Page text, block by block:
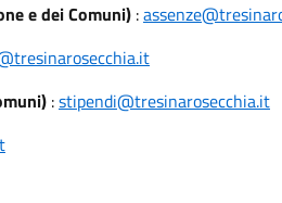
e dei Comuni):
:stipendi@tresinarosecchia.it